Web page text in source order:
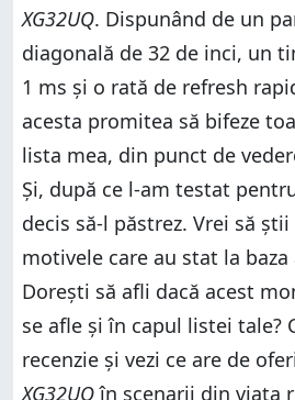
XG32UQ. Dispunând de un
diagonală de 32 de inci, un
1 ms și o rată de refresh
acesta promitea să bifeze
lista mea, din punct de
Și, după ce l-am testat
decis să-l păstrez. Vrei să
motivele care au stat la
Dorești să afli dacă acest
se afle și în capul listei tale?
recenzie și vezi ce are de
XG32UQîn scenarii din viața